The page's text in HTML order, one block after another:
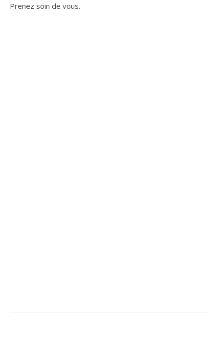
Prenez soin de vous.